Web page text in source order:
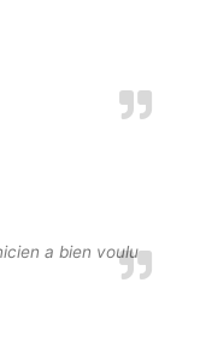
a bien voulu